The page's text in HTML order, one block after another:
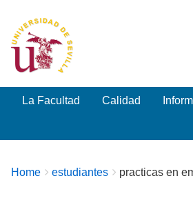
La Facultad Calidad
Breadcrumbs
You
Home estudiantes practicas en